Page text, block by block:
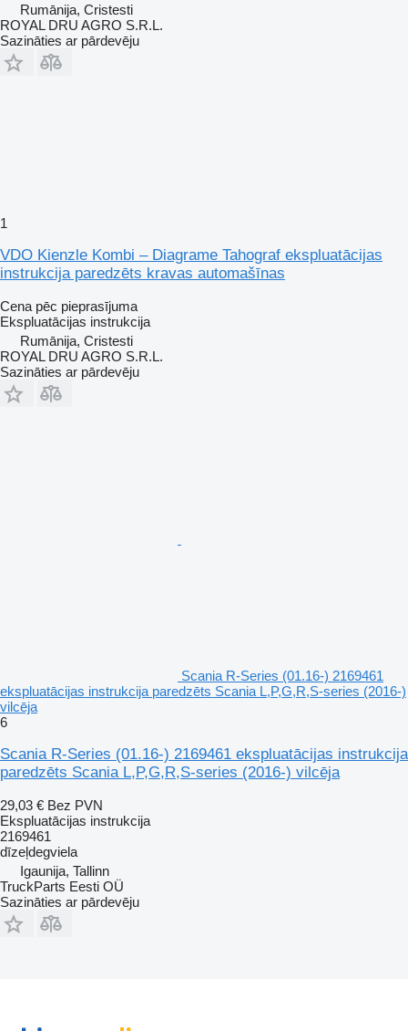
Rumānija, Cristesti
ROYAL DRU AGRO S.R.L.
Sazināties ar pārdevēju
1
VDO Kienzle Kombi – Diagrame Tahograf ekspluatācijas
instrukcija paredzēts kravas automašīnas
Cena pēc pieprasījuma
Ekspluatācijas instrukcija
Rumānija, Cristesti
ROYAL DRU AGRO S.R.L.
Sazināties ar pārdevēju
Scania R-Series (01.16-) 2169461
ekspluatācijas instrukcija paredzēts Scania L,P,G,R,S-series (2016-)
vilcēja
6
Scania R-Series (01.16-) 2169461 ekspluatācijas instrukcija
paredzēts Scania L,P,G,R,S-series (2016-) vilcēja
29,03 € Bez PVN
Ekspluatācijas instrukcija
2169461
dīzeļdegviela
Igaunija, Tallinn
TruckParts Eesti OÜ
Sazināties ar pārdevēju